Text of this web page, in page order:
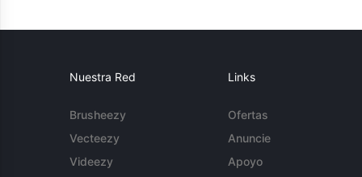
Nuestra Red
Brusheezy
Vecteezy
Videezy
Links
Ofertas
Anuncie
Apoyo